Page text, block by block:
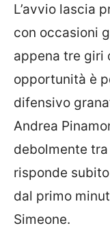
L’avvio lascia
con occasioni
appena tre giri
opportunità è
difensivo
Andrea
debolmente
risponde
dal primo
Simeone.